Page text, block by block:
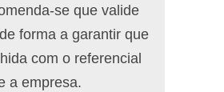
se que valide
forma a garantir que
com o referencial
a empresa.